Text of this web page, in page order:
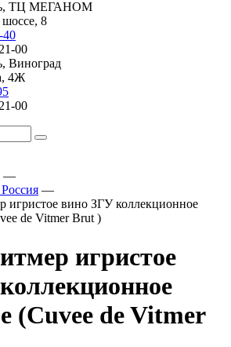
ТЦ МЕГАНОМ
8
40
00
Виноград
4Ж
00
—
—
игристое вино ЗГУ коллекционное
de Vitmer Brut )
игристое
(Cuvee de Vitmer